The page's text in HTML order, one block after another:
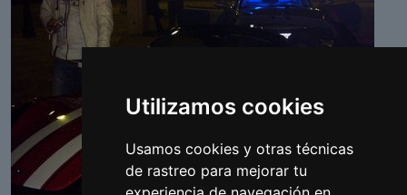
Utilizamos cookies
Usamos cookies y otras técnicas
de rastreo para mejorar tu